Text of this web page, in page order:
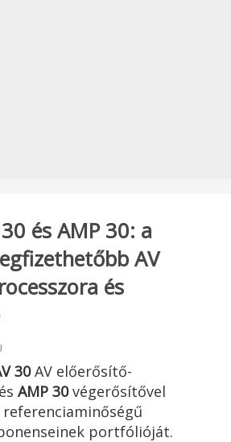
és AMP 30: a
AV
és
30AV előerősítő-
AMP 30végerősítővel
portfólióját.